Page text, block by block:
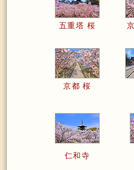
五重塔 桜
京都 桜
仁和寺